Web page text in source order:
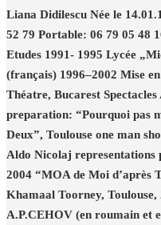
Liana Didilescu Née le
52 79 Portable: 06 79 05 48
Etudes 1991- 1995 Lycée
(français) 1996–2002 Mise
Théatre, Bucarest
preparation: “Pourquoi pas
Deux”, Toulouse one man
Aldo Nicolaj representations
2004 “MOA de Moi d’après
Khamaal Toorney,
A.P.CEHOV (en roumain et